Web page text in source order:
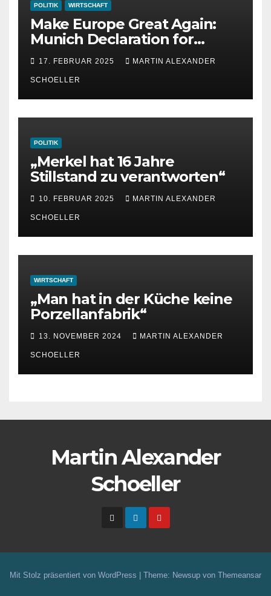
POLITIK WIRTSCHAFT
Make Europe Great Again:
Munich Declaration for
Strength, Peace and
Freedom
17. FEBRUAR 2025 MARTIN ALEXANDER
SCHOELLER
POLITIK
„Merkel hat 16 Jahre
Stillstand zu verantworten“
10. FEBRUAR 2025 MARTIN ALEXANDER
SCHOELLER
WIRTSCHAFT
„Man hat in der Küche keine
Porzellanfabrik“
13. NOVEMBER 2024 MARTIN ALEXANDER
SCHOELLER
Martin Alexander
Schoeller
Mit Stolz präsentiert von WordPress Theme: Newsup von Themeansar